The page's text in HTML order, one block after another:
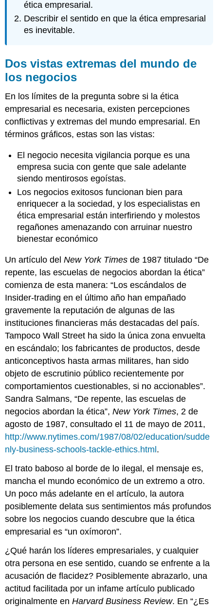
ética empresarial.
Describir el sentido en que la ética empresarial
es inevitable.
Dos vistas extremas del mundo de
los negocios
En los límites de la pregunta sobre si la ética
empresarial es necesaria, existen percepciones
conflictivas y extremas del mundo empresarial. En
términos gráficos, estas son las vistas:
El negocio necesita vigilancia porque es una
empresa sucia con gente que sale adelante
siendo mentirosos egoístas.
Los negocios exitosos funcionan bien para
enriquecer a la sociedad, y los especialistas en
ética empresarial están interfiriendo y molestos
regañones amenazando con arruinar nuestro
bienestar económico
Un artículo delNew York Times de 1987 titulado “De
repente, las escuelas de negocios abordan la ética”
comienza de esta manera: “Los escándalos de
Insider-trading en el último año han empañado
gravemente la reputación de algunas de las
instituciones financieras más destacadas del país.
Tampoco Wall Street ha sido la única zona envuelta
en escándalo; los fabricantes de productos, desde
anticonceptivos hasta armas militares, han sido
objeto de escrutinio público recientemente por
comportamientos cuestionables, si no accionables”.
Sandra Salmans, “De repente, las escuelas de
negocios abordan la ética”,New York Times, 2 de
agosto de 1987, consultado el 11 de mayo de 2011,
http://www.nytimes.com/1987/08/02/education/sudde
nly-business-schools-tackle-ethics.html.
El trato baboso al borde de lo ilegal, el mensaje es,
mancha el mundo económico de un extremo a otro.
Un poco más adelante en el artículo, la autora
posiblemente delata sus sentimientos más profundos
sobre los negocios cuando descubre que la ética
empresarial es “un oxímoron”.
¿Qué harán los líderes empresariales, y cualquier
otra persona en ese sentido, cuando se enfrente a la
acusación de flacidez? Posiblemente abrazarlo, una
actitud facilitada por un infame artículo publicado
originalmente enHarvard Business Review. En “¿Es